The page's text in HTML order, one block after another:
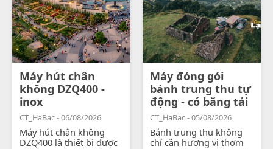
Máy hút chân
không DZQ400 -
inox
CT_HaBac - 06/08/2026
Máy hút chân không
DZQ400 là thiết bị được
Máy đóng gói
bánh trung thu tự
động - có băng tải
CT_HaBac - 05/08/2026
Bánh trung thu không
chỉ cần hương vị thơm